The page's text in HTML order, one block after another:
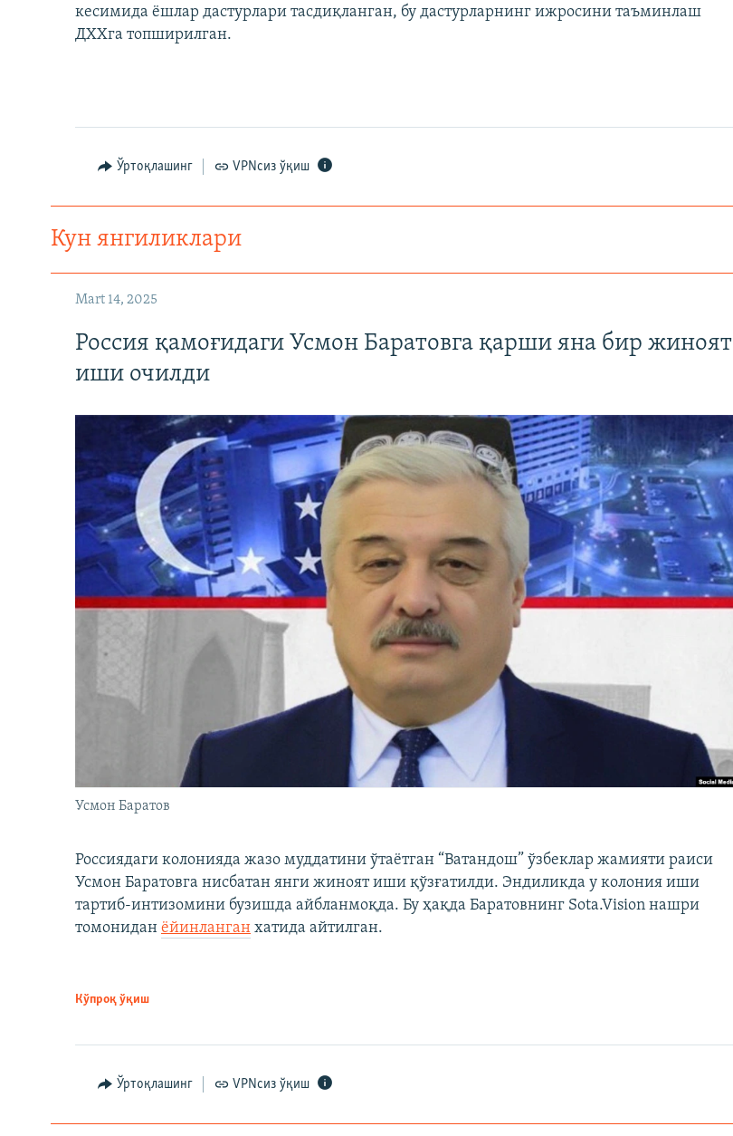
кесимида ёшлар дастурлари тасдиқланган, бу дастурларнинг ижросини таъминлаш
ДХХга топширилган.
Ўртоқлашинг VPNсиз ўқиш
Кун янгиликлари
Mart 14, 2025
Россия қамоғидаги Усмон Баратовга қарши яна бир жиноят
иши очилди
Усмон Баратов
Россиядаги колонияда жазо муддатини ўтаётган “Ватандош” ўзбеклар жамияти раиси
Усмон Баратовга нисбатан янги жиноят иши қўзғатилди. Эндиликда у колония иши
тартиб-интизомини бузишда айбланмоқда. Бу ҳақда Баратовнинг Sota.Vision нашри
томонидан ёйинланган хатида айтилган.
Кўпроқ ўқиш
Ўртоқлашинг VPNсиз ўқиш